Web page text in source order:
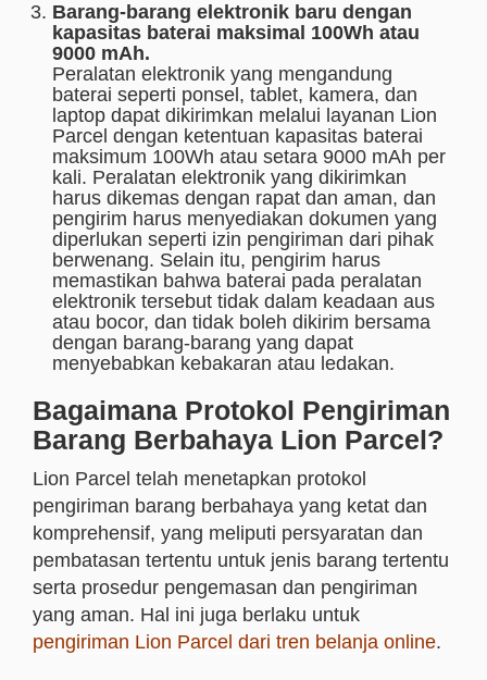
Barang-barang elektronik baru dengan
kapasitas baterai maksimal 100Wh atau
9000 mAh.
Peralatan elektronik yang mengandung
baterai seperti ponsel, tablet, kamera, dan
laptop dapat dikirimkan melalui layanan Lion
Parcel dengan ketentuan kapasitas baterai
maksimum 100Wh atau setara 9000 mAh per
kali. Peralatan elektronik yang dikirimkan
harus dikemas dengan rapat dan aman, dan
pengirim harus menyediakan dokumen yang
diperlukan seperti izin pengiriman dari pihak
berwenang. Selain itu, pengirim harus
memastikan bahwa baterai pada peralatan
elektronik tersebut tidak dalam keadaan aus
atau bocor, dan tidak boleh dikirim bersama
dengan barang-barang yang dapat
menyebabkan kebakaran atau ledakan.
Bagaimana Protokol Pengiriman
Barang Berbahaya Lion Parcel?
Lion Parcel telah menetapkan protokol
pengiriman barang berbahaya yang ketat dan
komprehensif, yang meliputi persyaratan dan
pembatasan tertentu untuk jenis barang tertentu
serta prosedur pengemasan dan pengiriman
yang aman. Hal ini juga berlaku untuk
pengiriman Lion Parcel dari tren belanja online.